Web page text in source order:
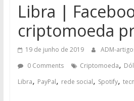
Libra |
criptomoeda
19 de junho de 2019 ADM-
0 Comments
Criptomoeda,
Libra, PayPal, rede social, Spotify,